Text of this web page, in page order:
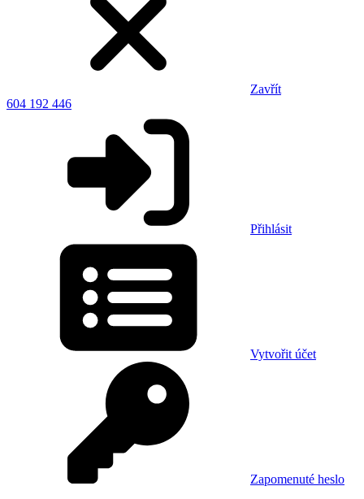
Zavřít
604 192 446
Přihlásit
Vytvořit účet
Zapomenuté heslo